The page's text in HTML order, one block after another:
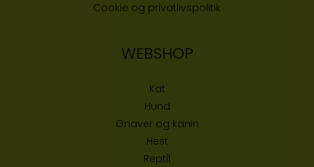
Cookie og privatlivspolitik
WEBSHOP
Kat
Hund
Gnaver og kanin
Hest
Reptil